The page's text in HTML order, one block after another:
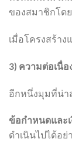
ของสมาชิกโด
เมื่อโครงสร้า
3) ความต่อเนื่
อีกหนึ่งมุมที่น่า
ข้อกำหนดและ
ดำเนินไปได้อ